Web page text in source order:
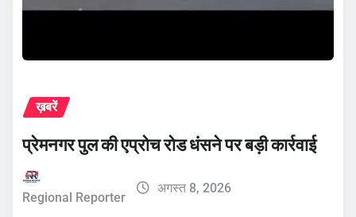
ख़बरें
प्रेमनगर पुल की एप्रोच रोड धंसने पर बड़ी कार्रवाई
Regional Reporter
अगस्त 8, 2026